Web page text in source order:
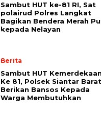
Sambut HUT ke-81 RI, Sat
polairud Polres Langkat
Bagikan Bendera Merah
kepada Nelayan
Berita
Sambut HUT
Ke 81, Polsek Siantar Barat
Berikan Bansos Kepada
Warga Membutuhkan